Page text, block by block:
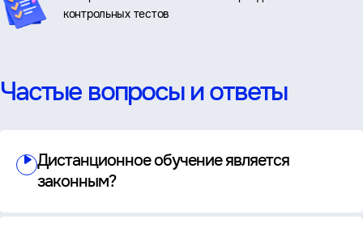
контрольных тестов
Частые вопросы и ответы
Дистанционное обучение является
законным?